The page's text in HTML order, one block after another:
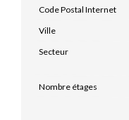
Code Postal Internet
Ville
Secteur
Nombre étages